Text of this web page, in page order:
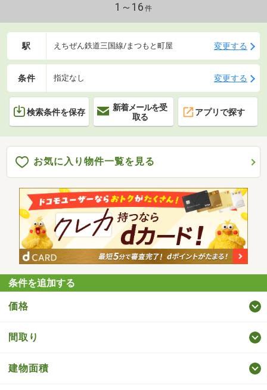
1～16 件
駅 えちぜん鉄道三国線/まつもと町屋 変更する
条件 指定なし 変更する
検索条件を保存
新着メールを受
取る
アプリで探す
お気に入り物件一覧を見る
条件を追加する
価格
間取り
建物面積